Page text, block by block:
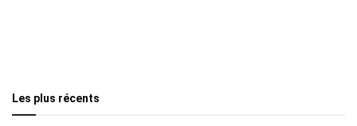
Les plus récents